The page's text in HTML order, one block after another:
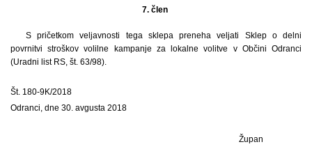
7. člen
S pričetkom veljavnosti tega sklepa preneha veljati Sklep o delni
povrnitvi stroškov volilne kampanje za lokalne volitve v Občini Odranci
(Uradni list RS, št. 63/98).
Št. 180-9K/2018
Odranci, dne 30. avgusta 2018
Župan